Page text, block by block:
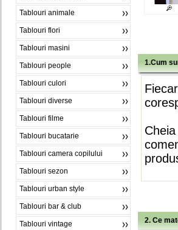
Tablouri animale
Tablouri flori
Tablouri masini
Tablouri people
Tablouri culori
Tablouri diverse
Tablouri filme
Tablouri bucatarie
Tablouri camera copilului
Tablouri sezon
Tablouri urban style
Tablouri bar & club
Tablouri vintage
1.Cum
2. Ce